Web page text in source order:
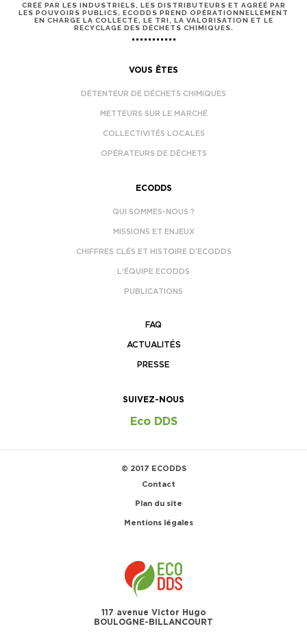
CRÉÉ PAR LES INDUSTRIELS, LES DISTRIBUTEURS ET AGRÉÉ PAR
LES POUVOIRS PUBLICS, ECODDS PREND OPÉRATIONNELLEMENT
EN CHARGE LA COLLECTE, LE TRI, LA VALORISATION ET LE
RECYCLAGE DES DÉCHETS CHIMIQUES.
VOUS ÊTES
DÉTENTEUR DE DÉCHETS CHIMIQUES
METTEURS SUR LE MARCHÉ
COLLECTIVITÉS LOCALES
OPÉRATEURS DE DÉCHETS
ECODDS
QUI SOMMES-NOUS ?
MISSIONS ET ENJEUX
CHIFFRES CLÉS ET HISTOIRE D’ECODDS
L’ÉQUIPE ECODDS
PUBLICATIONS
FAQ
ACTUALITÉS
PRESSE
SUIVEZ-NOUS
Eco DDS
© 2017 ECODDS
Contact
Plan du site
Mentions légales
117 avenue Victor Hugo
BOULOGNE-BILLANCOURT